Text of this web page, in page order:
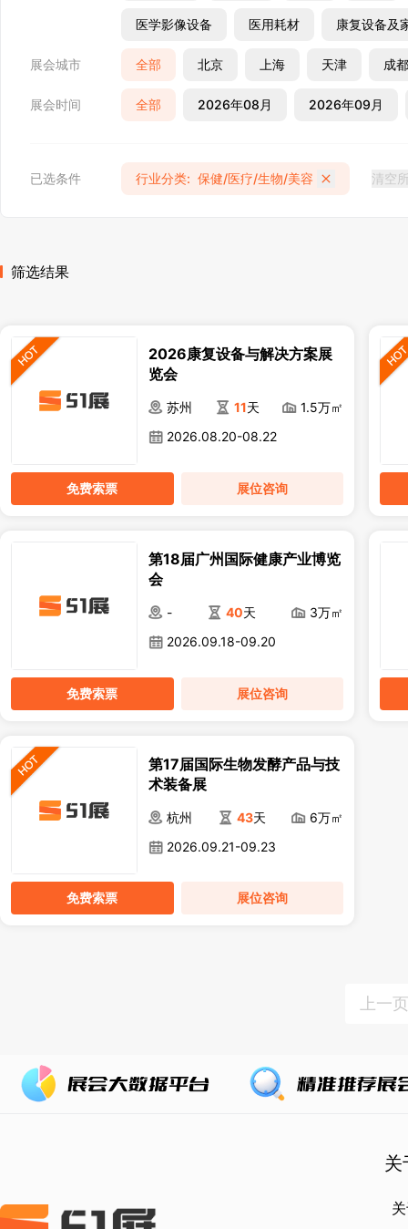
医学影像设备 医用耗材 康复设备及
展会城市 全部 北京 上海 天津 成都
展会时间 全部 2026年08月 2026年09月
已选条件 行业分类: 保健/医疗/生物/美容 清空
筛选结果
2026康复设备与解决方案展
览会
苏州 11天
1.5万㎡
2026.08.20-08.22
免费索票 展位咨询
第18届广州国际健康产业博览
会
- 40天
3万㎡
2026.09.18-09.20
免费索票 展位咨询
第17届国际生物发酵产品与技
术装备展
杭州 43天
6万㎡
2026.09.21-09.23
免费索票 展位咨询
上一页
关